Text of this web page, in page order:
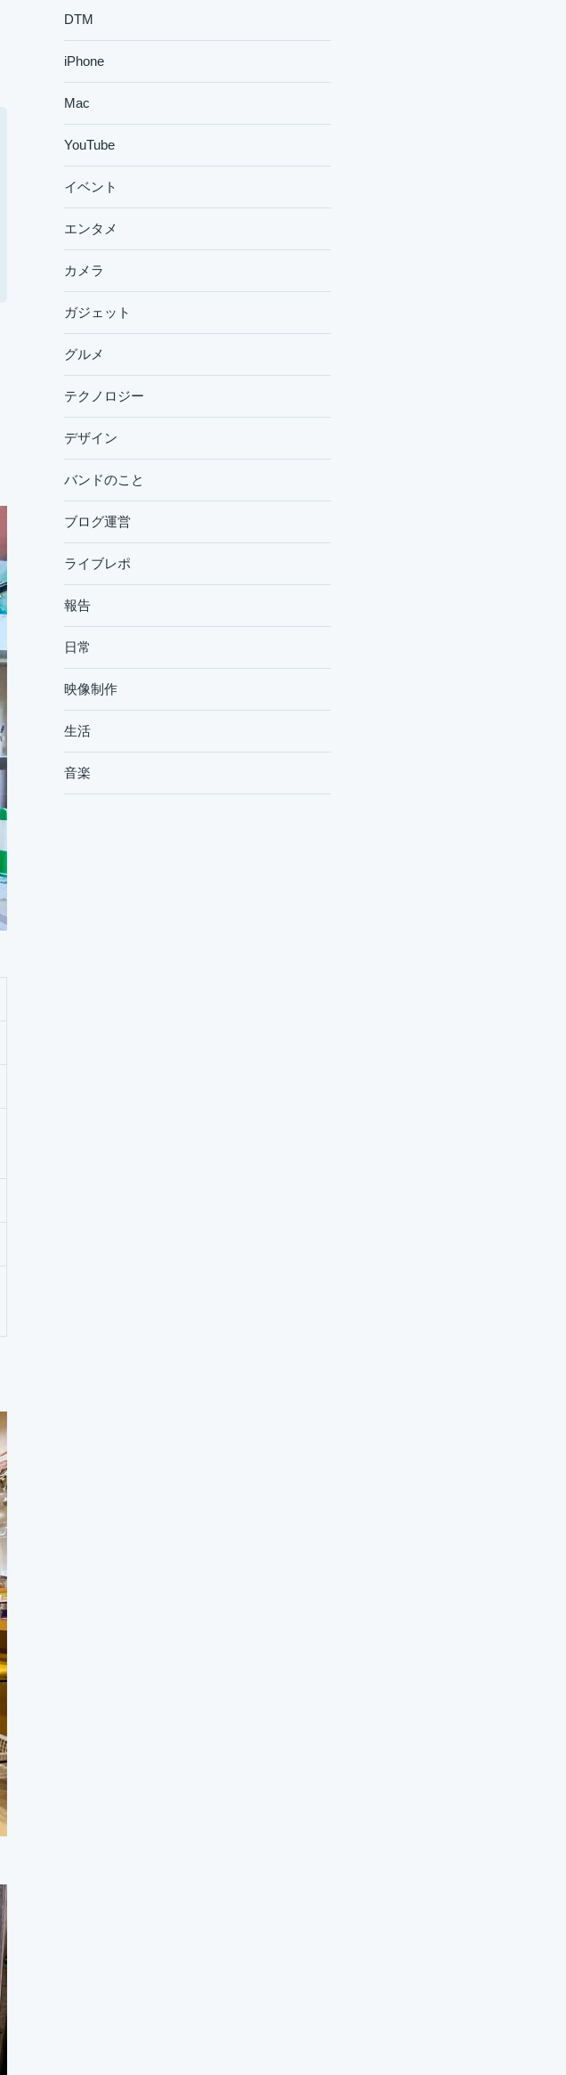
DTM
iPhone
Mac
YouTube
イベント
エンタメ
カメラ
ガジェット
グルメ
テクノロジー
デザイン
バンドのこと
ブログ運営
ライブレポ
報告
日常
映像制作
生活
音楽